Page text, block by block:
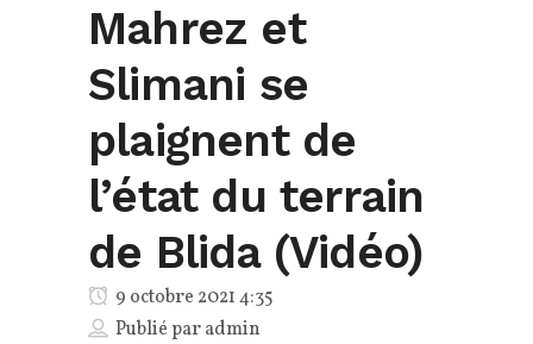
Mahrez et
Slimani se
plaignent de
l’état du terrain
de Blida (Vidéo)
9 octobre 2021 4:35
Publié paradmin